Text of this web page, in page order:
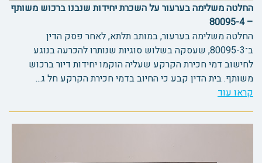
החלטה משלימה בערעור על השכרת יחידות שנבנו ברכוש משותף
– 80095-4
החלטה משלימה בערעור, במותב תלתא, לאחר פסק הדין
ב־80095-3, שעסקה בשלוש סוגיות שנותרו להכרעה בנוגע
לחישוב דמי חכירת הקרקע שעליה הוקמו יחידות דיור ברכוש
משותף. בית הדין קבע כי החיוב בדמי חכירת הקרקע חל ג...
קראו עוד